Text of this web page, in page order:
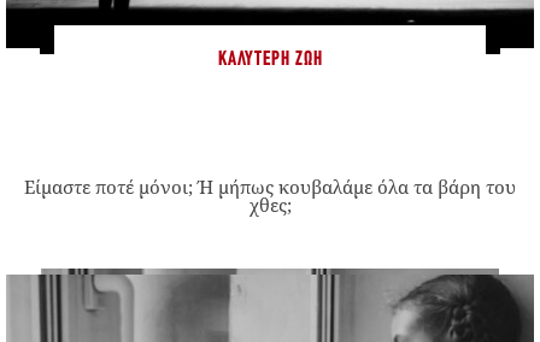
ΚΑΛΎΤΕΡΗ ΖΩΉ
Είμαστε ποτέ μόνοι; Ή μήπως κουβαλάμε όλα τα βάρη του
χθες;